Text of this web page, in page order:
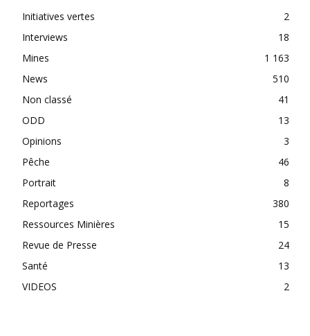
Initiatives vertes
2
Interviews
18
Mines
1 163
News
510
Non classé
41
ODD
13
Opinions
3
Pêche
46
Portrait
8
Reportages
380
Ressources Minières
15
Revue de Presse
24
Santé
13
VIDEOS
2